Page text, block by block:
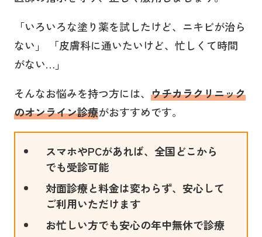
「いろいろな塗り薬を試したけど、ニキビが治ら
ない」 「皮膚科に通いたいけど、忙しくて時間
がない…」
そんなお悩みを持つ方には、 ウチカラクリニック
のオンライン診療がおすすめです。
スマホやPCがあれば、全国どこから
でも受診可能
対面診療と料金は変わらず、安心して
ご利用いただけます
お忙しい方でも安心の年中無休で診療